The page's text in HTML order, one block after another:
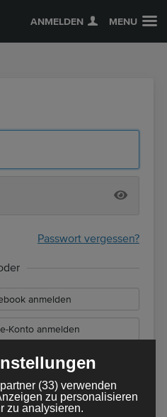
ANMELDEN MENU
Passwort vergessen?
anmelden
Konto anmelden
stimmst du unseren
zu
(33) verwenden
zu personalisieren
zu analysieren.